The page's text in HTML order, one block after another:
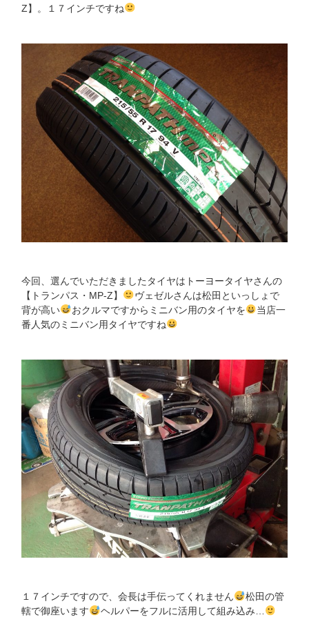
Z】。１７インチですね
今回、選んでいただきましたタイヤはトーヨータイヤさんの
【トランパス・MP-Z】
ヴェゼルさんは松田といっしょで
背が高い
おクルマですからミニバン用のタイヤを
当店一
番人気のミニバン用タイヤですね
１７インチですので、会長は手伝ってくれません
松田の管
轄で御座います
ヘルパーをフルに活用して組み込み…